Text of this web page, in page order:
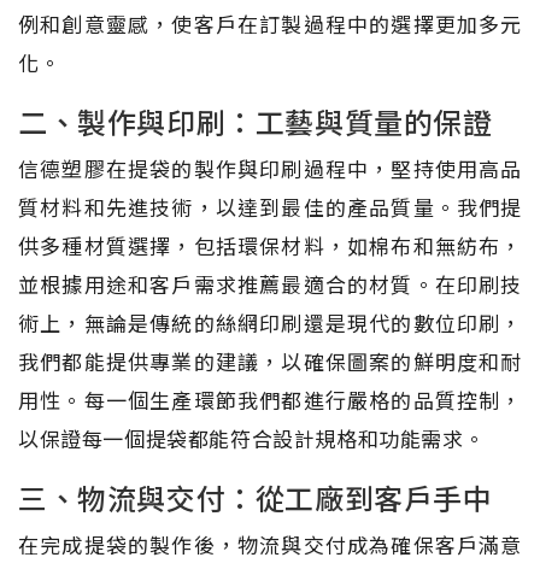
例和創意靈感，使客戶在訂製過程中的選擇更加多元
化。
二、製作與印刷：工藝與質量的保證
信德塑膠在提袋的製作與印刷過程中，堅持使用高品
質材料和先進技術，以達到最佳的產品質量。我們提
供多種材質選擇，包括環保材料，如棉布和無紡布，
並根據用途和客戶需求推薦最適合的材質。在印刷技
術上，無論是傳統的絲網印刷還是現代的數位印刷，
我們都能提供專業的建議，以確保圖案的鮮明度和耐
用性。每一個生產環節我們都進行嚴格的品質控制，
以保證每一個提袋都能符合設計規格和功能需求。
三、物流與交付：從工廠到客戶手中
在完成提袋的製作後，物流與交付成為確保客戶滿意